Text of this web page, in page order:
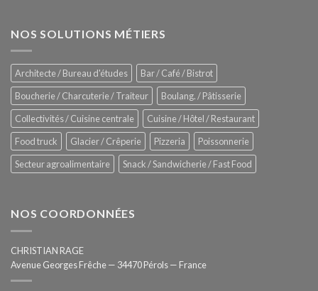
de
Zitrux
–
Hygiène
totale
automatisée
NOS SOLUTIONS MÉTIERS
Architecte / Bureau d'études
Bar / Café / Bistrot
Boucherie / Charcuterie / Traiteur
Boulang. / Pâtisserie
Collectivités / Cuisine centrale
Cuisine / Hôtel / Restaurant
Food truck
Glacier / Crêperie Pizzeria
Poissonnerie
Secteur agroalimentaire
Snack / Sandwicherie / Fast Food
NOS COORDONNÉES
CHRISTIAN RAGE
Avenue Georges Frêche — 34470 Pérols — France